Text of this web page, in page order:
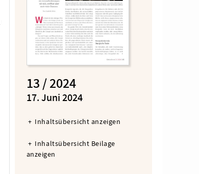
13 / 2024
:
17. Juni 2024
Inhaltsübersicht anzeigen
Inhaltsübersicht Beilage
anzeigen